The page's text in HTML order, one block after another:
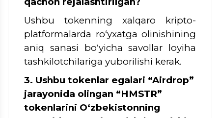
Ushbu tokenning xalqaro kripto-
platformalarda ro‘yxatga olinishining
aniq sanasi bo‘yicha savollar loyiha
tashkilotchilariga yuborilishi kerak.
3. Ushbu tokenlar egalari “Airdrop”
jarayonida olingan “HMSTR”
tokenlarini O‘zbekistonning